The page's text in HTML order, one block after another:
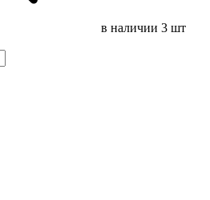
в наличии 3 шт